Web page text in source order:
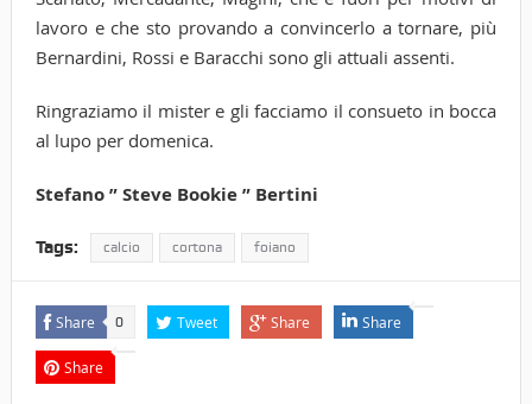
lavoro e che sto provando a convincerlo a tornare, più
Bernardini, Rossi e Baracchi sono gli attuali assenti.
Ringraziamo il mister e gli facciamo il consueto in bocca
al lupo per domenica.
Stefano ” Steve Bookie ” Bertini
Tags: calcio cortona foiano
Share 0 Tweet Share Share
Share